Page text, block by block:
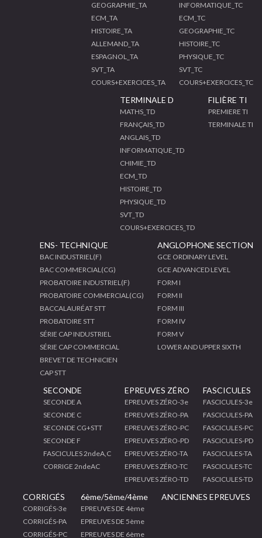
GEOGRAPHIE_TA
ECM_TA
HISTOIRE_TA
ALLEMAND_TA
ESPAGNOL_TA
SVT_TA
COURS+EXERCICES_TA
INFORMATIQUE_TC
ECM_TC
GEOGRAPHIE_TC
HISTOIRE_TC
PHYSIQUE_TC
SVT_TC
COURS+EXERCICES_TC
TERMINALE D
MATHS_TD
FRANÇAIS_TD
ANGLAIS_TD
INFORMATIQUE_TD
CHIMIE_TD
ECM_TD
HISTOIRE_TD
PHYSIQUE_TD
SVT_TD
COURS+EXERCICES_TD
FILIÈRE TI
PREMIERE TI
TERMINALE TI
ENS- TECHNIQUE
BAC INDUSTRIEL(F)
BAC COMMERCIAL(CG)
PROBATOIRE INDUSTRIEL(F)
PROBATOIRE COMMERCIAL(CG)
BACCALAURÉAT STT
PROBATOIRE STT
SÉRIE CAP INDUSTRIEL
SÉRIE CAP COMMERCIAL
BREVET DE TECHNICIEN
CAP STT
ANGLOPHONE SECTION
GCE ORDINARY LEVEL
GCE ADVANCED LEVEL
FORM I
FORM II
FORM III
FORM IV
FORM V
LOWER AND UPPER SIXTH
SECONDE
SECONDE A
SECONDE C
SECONDE CG+STT
SECONDE F
FASCICULES 2ndeA,C
CORRIGE 2ndeAC
EPREUVES ZÉRO
EPREUVES ZÉRO-3e
EPREUVES ZÉRO-PA
EPREUVES ZÉRO-PC
EPREUVES ZÉRO-PD
EPREUVES ZÉRO-TA
EPREUVES ZÉRO-TC
EPREUVES ZÉRO-TD
FASCICULES
FASCICULES-3e
FASCICULES-PA
FASCICULES-PC
FASCICULES-PD
FASCICULES-TA
FASCICULES-TC
FASCICULES-TD
CORRIGÉS
CORRIGÉS-3e
CORRIGÉS-PA
CORRIGÉS-PC
6ème/5ème/4ème
EPREUVES DE 4ème
EPREUVES DE 5ème
EPREUVES DE 6ème
ANCIENNES EPREUVES